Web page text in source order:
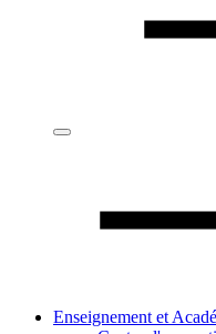
Enseignement et